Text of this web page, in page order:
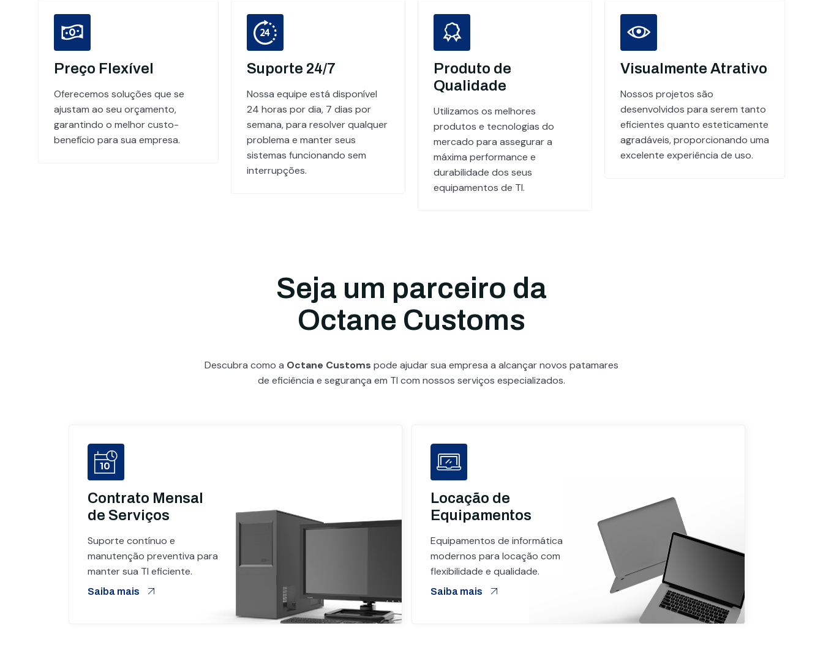
Preço Flexível
Oferecemos soluções que se
ajustam ao seu orçamento,
garantindo o melhor custo-
benefício para sua empresa.
Suporte 24/7
Nossa equipe está disponível
24 horas por dia, 7 dias por
semana, para resolver qualquer
problema e manter seus
sistemas funcionando sem
interrupções.
Produto de
Qualidade
Utilizamos os melhores
produtos e tecnologias do
mercado para assegurar a
máxima performance e
durabilidade dos seus
equipamentos de TI.
Visualmente Atrativo
Nossos projetos são
desenvolvidos para serem tanto
eficientes quanto esteticamente
agradáveis, proporcionando uma
excelente experiência de uso.
Seja um parceiro da
Octane Customs
Descubra como a Octane Customs pode ajudar sua empresa a alcançar novos patamares
de eficiência e segurança em TI com nossos serviços especializados.
Contrato Mensal
de Serviços
Suporte contínuo e
manutenção preventiva para
manter sua TI eficiente.
Saiba mais
Locação de
Equipamentos
Equipamentos de informática
modernos para locação com
flexibilidade e qualidade.
Saiba mais